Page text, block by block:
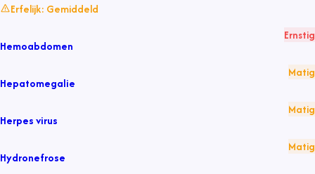
Erfelijk: Gemiddeld
Hemoabdomen
Ernstig
Hepatomegalie
Matig
Herpes virus
Matig
Hydronefrose
Matig